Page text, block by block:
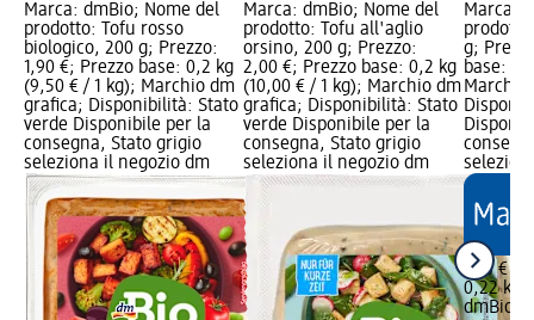
Marca: dmBio; Nome del
prodotto: Tofu rosso
biologico, 200 g; Prezzo:
1,90 €; Prezzo base: 0,2 kg
(9,50 € / 1 kg); Marchio dm
grafica; Disponibilità: Stato
verde Disponibile per la
consegna, Stato grigio
seleziona il negozio dm
Marca: dmBio; Nome del
prodotto: Tofu all'aglio
orsino, 200 g; Prezzo:
2,00 €; Prezzo base: 0,2 kg
(10,00 € / 1 kg); Marchio dm
grafica; Disponibilità: Stato
verde Disponibile per la
consegna, Stato grigio
seleziona il negozio dm
Marca:
g;
base:
Marchio
1,30 €
0,22 kg
dmBio